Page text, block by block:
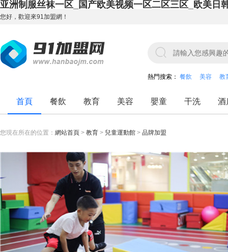
亚洲制服丝袜一区_国产欧美视频一区二区三区_欧美日
您好，歡迎來91加盟網！
熱門搜索： 餐飲 美容 教
首頁 餐飲 教育 美容 嬰童 干洗 酒
您現在所在的位置： 網站首頁 > 教育 > 兒童運動館 > 品牌加盟